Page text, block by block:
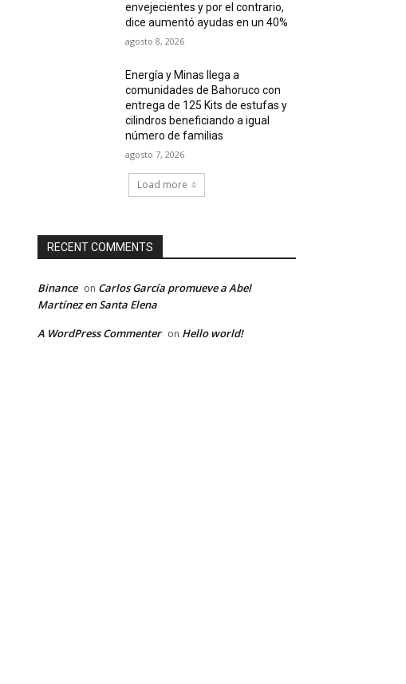
envejecientes y por el contrario,
dice aumentó ayudas en un 40%
agosto 8, 2026
Energía y Minas llega a
comunidades de Bahoruco con
entrega de 125 Kits de estufas y
cilindros beneficiando a igual
número de familias
agosto 7, 2026
Load more
RECENT COMMENTS
Binance on Carlos García promueve a Abel
Martínez en Santa Elena
A WordPress Commenter on Hello world!